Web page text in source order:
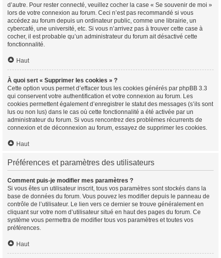
d’autre. Pour rester connecté, veuillez cocher la case « Se souvenir de moi »
lors de votre connexion au forum. Ceci n’est pas recommandé si vous
accédez au forum depuis un ordinateur public, comme une librairie, un
cybercafé, une université, etc. Si vous n’arrivez pas à trouver cette case à
cocher, il est probable qu’un administrateur du forum ait désactivé cette
fonctionnalité.
Haut
À quoi sert « Supprimer les cookies » ?
Cette option vous permet d’effacer tous les cookies générés par phpBB 3.3
qui conservent votre authentification et votre connexion au forum. Les
cookies permettent également d’enregistrer le statut des messages (s’ils sont
lus ou non lus) dans le cas où cette fonctionnalité a été activée par un
administrateur du forum. Si vous rencontrez des problèmes récurrents de
connexion et de déconnexion au forum, essayez de supprimer les cookies.
Haut
Préférences et paramètres des utilisateurs
Comment puis-je modifier mes paramètres ?
Si vous êtes un utilisateur inscrit, tous vos paramètres sont stockés dans la
base de données du forum. Vous pouvez les modifier depuis le panneau de
contrôle de l’utilisateur. Le lien vers ce dernier se trouve généralement en
cliquant sur votre nom d’utilisateur situé en haut des pages du forum. Ce
système vous permettra de modifier tous vos paramètres et toutes vos
préférences.
Haut